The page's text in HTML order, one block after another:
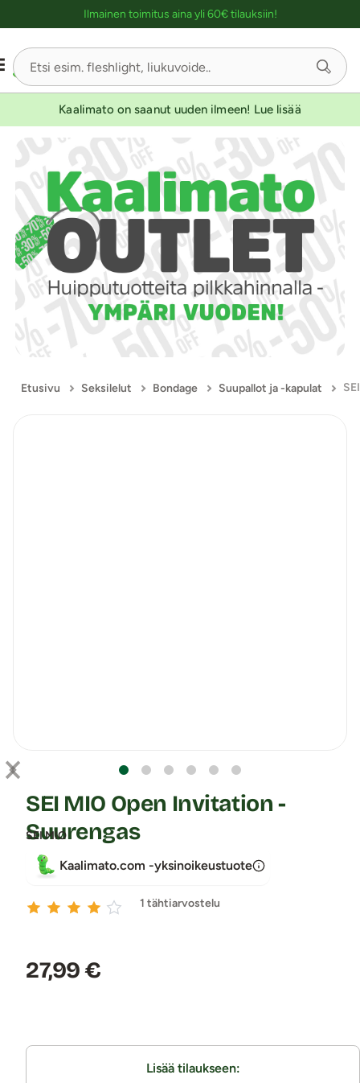
Ilmainen toimitus aina yli 60€ tilauksiin!
Kaalimato on saanut uuden ilmeen! Lue lisää
Etusivu Seksilelut Bondage Suupallot ja -kapulat
SEI MIO
SEI MIO Open Invitation -
Suurengas
Kaalimato.com -yksinoikeustuote
1 tähtiarvostelu
Hinta:
27,99 €
Lisää tilaukseen: